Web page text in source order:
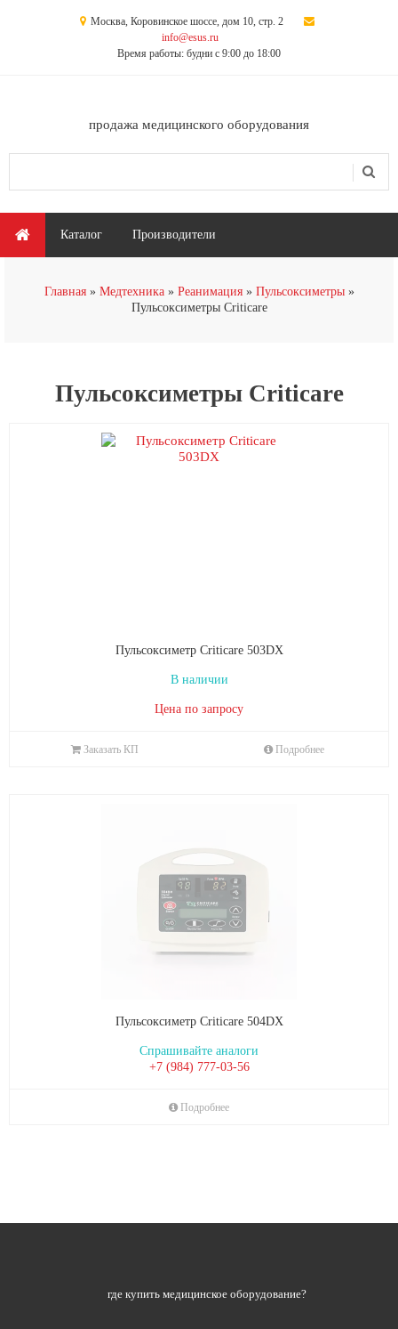
Москва, Коровинское шоссе, дом 10, стр. 2
info@esus.ru
Время работы: будни с 9:00 до 18:00
продажа медицинского оборудования
Главное меню
Каталог Производители
Главная Медтехника Реанимация
Пульсоксиметры
Пульсоксиметры Criticare
Пульсоксиметры Criticare
Пульсоксиметр Criticare 503DX
В наличии
Цена по запросу
Заказать КП Подробнее
Пульсоксиметр Criticare 504DX
Спрашивайте аналоги
+7 (984) 777-03-56
Подробнее
где купить медицинское оборудование?